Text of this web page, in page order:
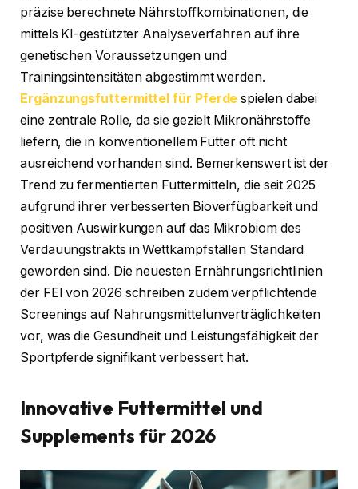
präzise berechnete Nährstoffkombinationen, die
mittels KI-gestützter Analyseverfahren auf ihre
genetischen Voraussetzungen und
Trainingsintensitäten abgestimmt werden.
Ergänzungsfuttermittel für Pferde spielen dabei
eine zentrale Rolle, da sie gezielt Mikronährstoffe
liefern, die in konventionellem Futter oft nicht
ausreichend vorhanden sind. Bemerkenswert ist der
Trend zu fermentierten Futtermitteln, die seit 2025
aufgrund ihrer verbesserten Bioverfügbarkeit und
positiven Auswirkungen auf das Mikrobiom des
Verdauungstrakts in Wettkampfställen Standard
geworden sind. Die neuesten Ernährungsrichtlinien
der FEI von 2026 schreiben zudem verpflichtende
Screenings auf Nahrungsmittelunverträglichkeiten
vor, was die Gesundheit und Leistungsfähigkeit der
Sportpferde signifikant verbessert hat.
Innovative Futtermittel und
Supplements für 2026